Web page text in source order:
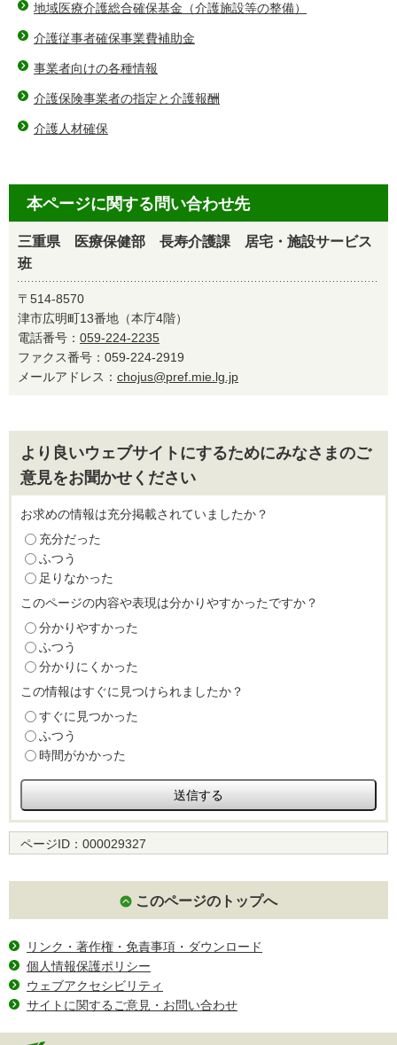
地域医療介護総合確保基金（介護施設等の整備）
介護従事者確保事業費補助金
事業者向けの各種情報
介護保険事業者の指定と介護報酬
介護人材確保
本ページに関する問い合わせ先
三重県 医療保健部 長寿介護課 居宅・施設サービス
班
〒514-8570
津市広明町13番地（本庁4階）
電話番号： 059-224-2235
ファクス番号：059-224-2919
メールアドレス： chojus@pref.mie.lg.jp
より良いウェブサイトにするためにみなさまのご
意見をお聞かせください
お求めの情報は充分掲載されていましたか？
充分だった
ふつう
足りなかった
このページの内容や表現は分かりやすかったですか？
分かりやすかった
ふつう
分かりにくかった
この情報はすぐに見つけられましたか？
すぐに見つかった
ふつう
時間がかかった
ページID： 000029327
このページのトップへ
リンク・著作権・免責事項・ダウンロード
個人情報保護ポリシー
ウェブアクセシビリティ
サイトに関するご意見・お問い合わせ